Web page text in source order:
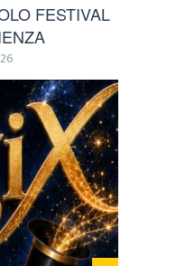
FESTIVAL